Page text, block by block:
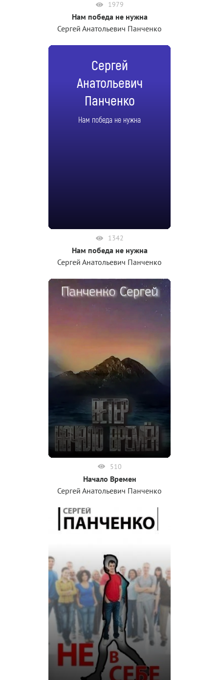
1979
Нам победа не нужна
Сергей Анатольевич Панченко
Сергей
Анатольевич
Панченко
Нам победа не нужна
1342
Нам победа не нужна
Сергей Анатольевич Панченко
510
Начало Времен
Сергей Анатольевич Панченко